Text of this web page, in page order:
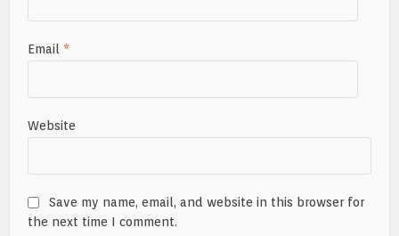
Email*
Website
Save my name, email, and website in this browser for
the next time I comment.